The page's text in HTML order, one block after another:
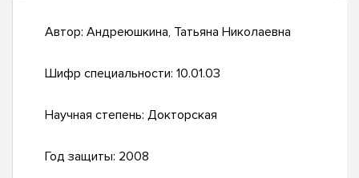
Автор: Андреюшкина, Татьяна Николаевна
Шифр специальности: 10.01.03
Научная степень: Докторская
Год защиты: 2008